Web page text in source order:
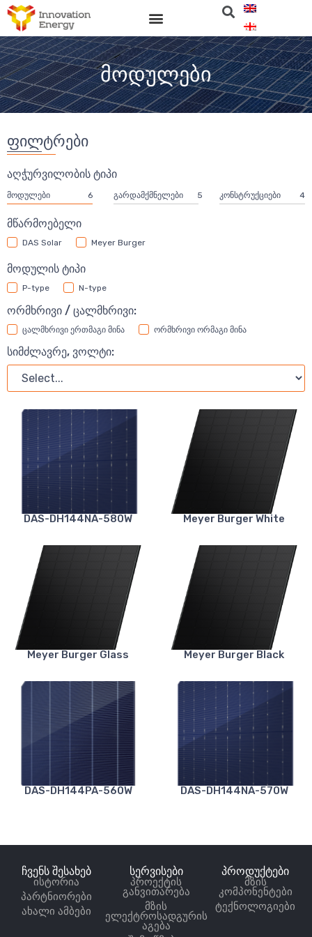
მოდულები
DAS-DH144NA-580W Meyer Burger White
Meyer Burger Glass Meyer Burger Black
DAS-DH144PA-560W DAS-DH144NA-570W
ფილტრები
აღჭურვილობის ტიპი
მოდულები 6 გარდამქმნელები 5 კონსტრუქციები 4
მწარმოებელი
DAS Solar Meyer Burger
მოდულის ტიპი
P-type N-type
ორმხრივი / ცალმხრივი:
ცალმხრივი ერთმაგი მინა ორმხრივი ორმაგი მინა
სიმძლავრე, ვოლტი:
ჩვენს შესახებ
ისტორია
პარტნიორები
ახალი ამბები
სერვისები
პროექტის
განვითარება
მზის
ელექტროსადგურის
აგება
პროდუქტები
მზის
კომპონენტები
ტექნოლოგიები